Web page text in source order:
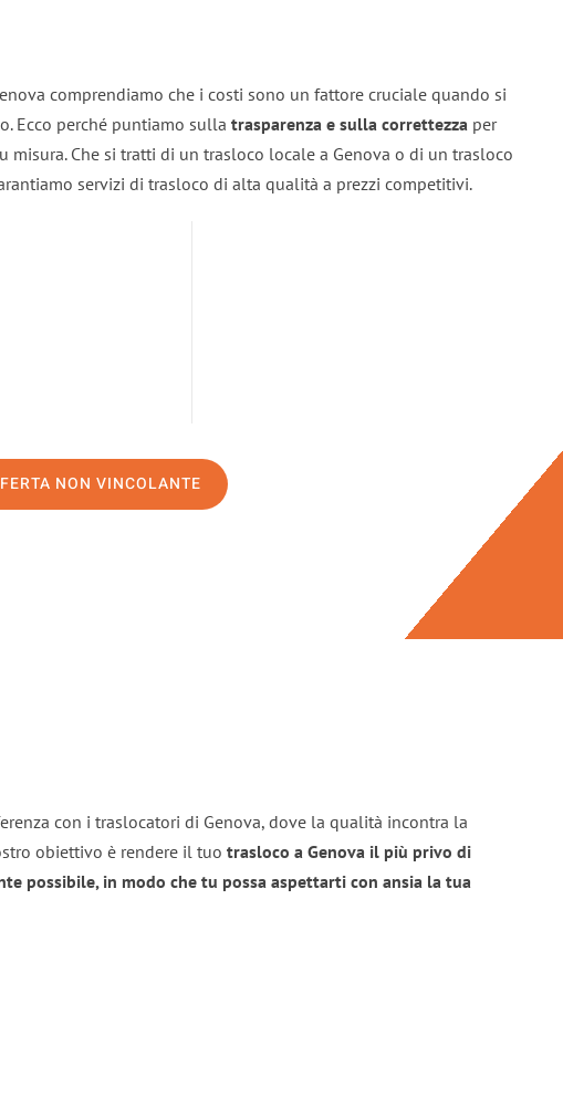
comprendiamo che i costi sono un fattore cruciale quando si
Ecco perché puntiamo sulla trasparenza e sulla correttezza per
misura. Che si tratti di un trasloco locale a Genova o di un trasloco
servizi di trasloco di alta qualità a prezzi competitivi.
NON VINCOLANTE
con i traslocatori di Genova, dove la qualità incontra la
obiettivo è rendere il tuo trasloco a Genova il più privo di
possibile, in modo che tu possa aspettarti con ansia la tua